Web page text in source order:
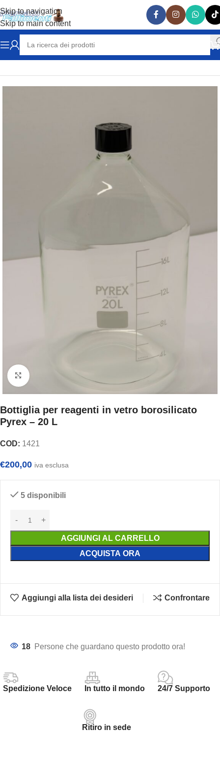
Skip to navigation
Skip to main content
Home VARIE VETRERIA LABORATORIO
Clicca per ingrandire
Bottiglia per reagenti in vetro borosilicato
Pyrex – 20 L
COD: 1421
€200,00 iva esclusa
5 disponibili
AGGIUNGI AL CARRELLO
ACQUISTA ORA
Aggiungi alla lista dei desideri Confrontare
18 Persone che guardano questo prodotto ora!
Spedizione Veloce In tutto il mondo 24/7 Supporto
Ritiro in sede